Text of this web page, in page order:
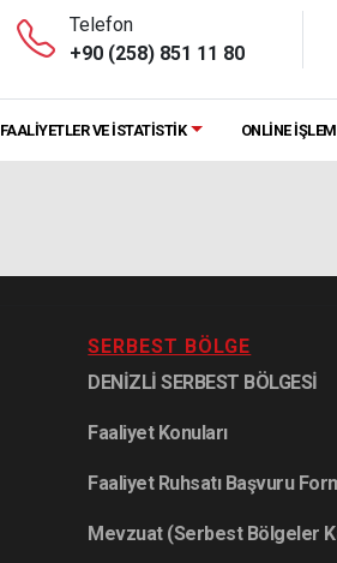
Telefon
+90 (258) 851 11 80
FAALİYETLER VE İSTATİSTİK ONLİNE
SERBEST BÖLGE
DENİZLİ SERBEST BÖLGESİ
Faaliyet Konuları
Faaliyet Ruhsatı Başvuru
Mevzuat (Serbest Bölgeler